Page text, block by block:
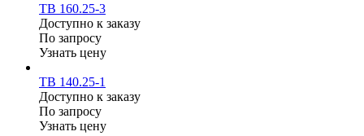
ТВ 160.25-3
Доступно к заказу
По запросу
Узнать цену
ТВ 140.25-1
Доступно к заказу
По запросу
Узнать цену